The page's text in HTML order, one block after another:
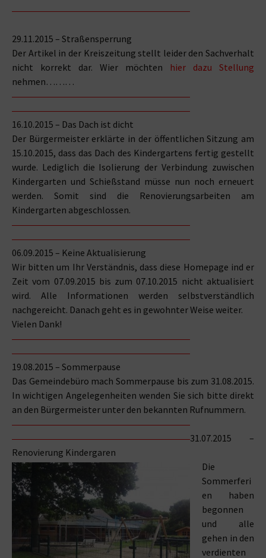
29.11.2015 – Straßensperrung
Der Artikel in der Kreiszeitung stellt leider den Sachverhalt
nicht korrekt dar. Wier möchten hier dazu Stellung
nehmen………
16.10.2015 – Das Dach ist dicht
Der Bürgermeister erklärte in der öffentlichen Sitzung am
15.10.2015, dass das Dach des Kindergartens fertig gestellt
wurde. Lediglich die Isolierung der Verbindung zuwischen
Kindergarten und Schießstand müsse nun noch erneuert
werden. Somit sind die Renovierungsarbeiten am
Kindergarten abgeschlossen.
06.09.2015 – Keine Aktualisierung
Wir bitten um Ihr Verständnis, dass diese Homepage ind er
Zeit vom 07.09.2015 bis zum 07.10.2015 nicht aktualisiert
wird. Alle Informationen werden selbstverständlich
nachgereicht. Danach geht es in gewohnter Weise weiter.
Vielen Dank!
19.08.2015 – Sommerpause
Das Gemeindebüro mach Sommerpause bis zum 31.08.2015.
In wichtigen Angelegenheiten wenden Sie sich bitte direkt
an den Bürgermeister unter den bekannten Rufnummern.
31.07.2015 –
Renovierung Kindergaren
Die
Sommerferi
en haben
begonnen
und alle
gehen in den
verdienten